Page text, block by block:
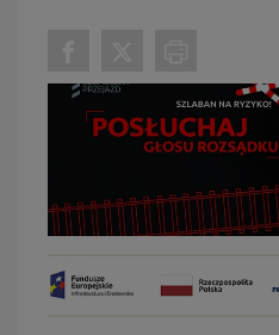
PRZECZYTAJ